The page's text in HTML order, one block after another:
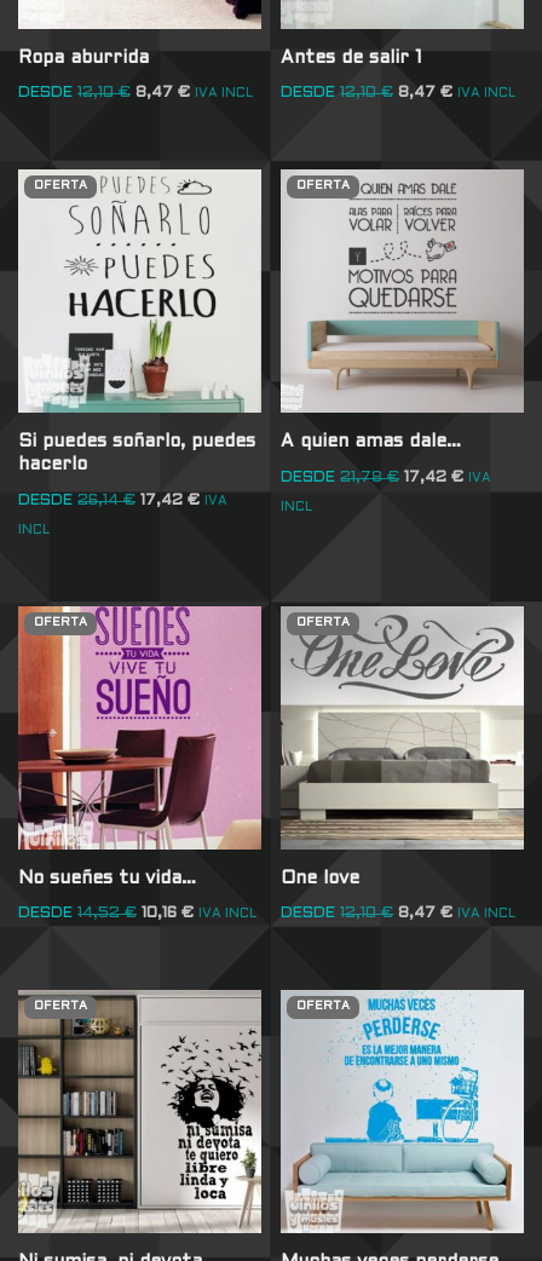
Ropa aburrida
DESDE 12,10€ 8,47 € IVA INCL
Antes de salir 1
DESDE 12,10€ 8,47€ IVA INCL
OFERTA
Si puedes soñarlo, puedes
hacerlo
DESDE 26,14€ 17,42 € IVA
INCL
OFERTA
A quien amas dale…
DESDE 21,78€ 17,42€ IVA
INCL
OFERTA
No sueñes tu vida…
DESDE 14,52€ 10,16 € IVA INCL
OFERTA
One love
DESDE 12,10€ 8,47€ IVA INCL
OFERTA OFERTA